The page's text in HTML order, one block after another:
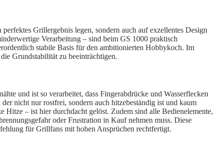
Grillergebnis legen, sondern auch auf exzellentes Design
Verarbeitung – sind beim GS 1000 praktisch
stabile Basis für den ambitionierten Hobbykoch. Im
Grundstabilität zu beeinträchtigen.
und ist so verarbeitet, dass Fingerabdrücke und Wasserflecken
nicht nur rostfrei, sondern auch hitzebeständig ist und kaum
– ist hier durchdacht gelöst. Zudem sind alle Bedienelemente,
oder Frustration in Kauf nehmen muss. Diese
für Grillfans mit hohen Ansprüchen rechtfertigt.